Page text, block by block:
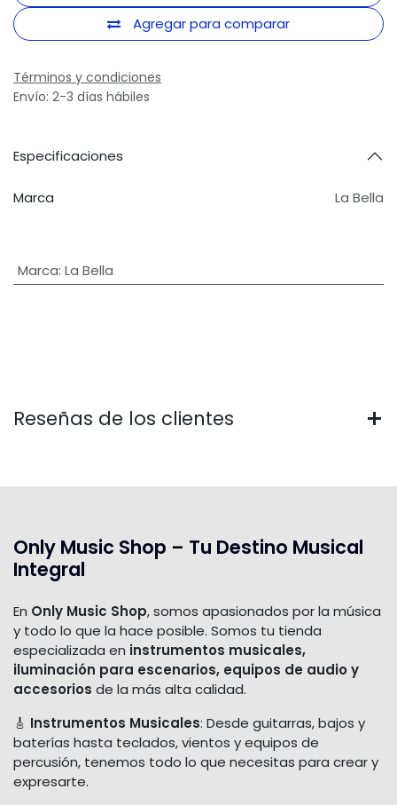
Agregar para comparar
Términos y condiciones
Envío: 2-3 días hábiles
Especificaciones
Marca La Bella
Marca: La Bella
Reseñas de los clientes
Only Music Shop – Tu Destino Musical
Integral
En Only Music Shop, somos apasionados por la música
y todo lo que la hace posible. Somos tu tienda
especializada en instrumentos musicales,
iluminación para escenarios, equipos de audio y
accesorios de la más alta calidad.
🎸 Instrumentos Musicales: Desde guitarras, bajos y
baterías hasta teclados, vientos y equipos de
percusión, tenemos todo lo que necesitas para crear y
expresarte.